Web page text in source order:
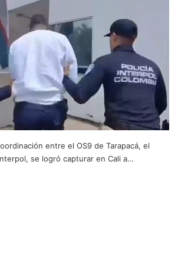
entre el OS9 de Tarapacá, el
se logró capturar en Cali a…